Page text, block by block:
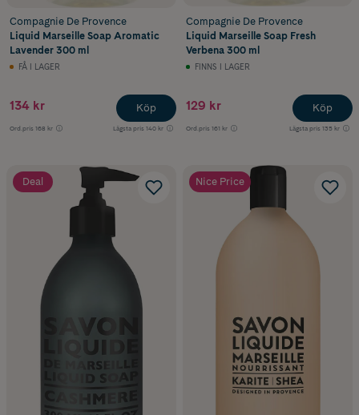
Compagnie De Provence
Liquid Marseille Soap Aromatic
Lavender 300 ml
FÅ I LAGER
134 kr
Ord.pris 168 kr Lägsta pris 140 kr
Köp
Compagnie De Provence
Liquid Marseille Soap Fresh
Verbena 300 ml
FINNS I LAGER
129 kr
Ord.pris 161 kr Lägsta pris 135 kr
Köp
Deal Nice Price